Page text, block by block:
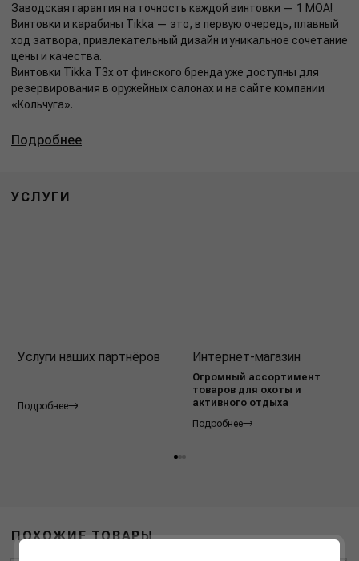
Заводская гарантия на точность каждой винтовки — 1 MOA!
Винтовки и карабины Tikka — это, в первую очередь, плавный
ход затвора, привлекательный дизайн и уникальное сочетание
цены и качества.
Винтовки Tikka T3x от финского бренда уже доступны для
резервирования в оружейных салонах и на сайте компании
«Кольчуга».
Подробнее
УСЛУГИ
Услуги наших партнёров
Подробнее
Интернет-магазин
Огромный ассортимент
товаров для охоты и
активного отдыха
Подробнее
ПОХОЖИЕ ТОВАРЫ